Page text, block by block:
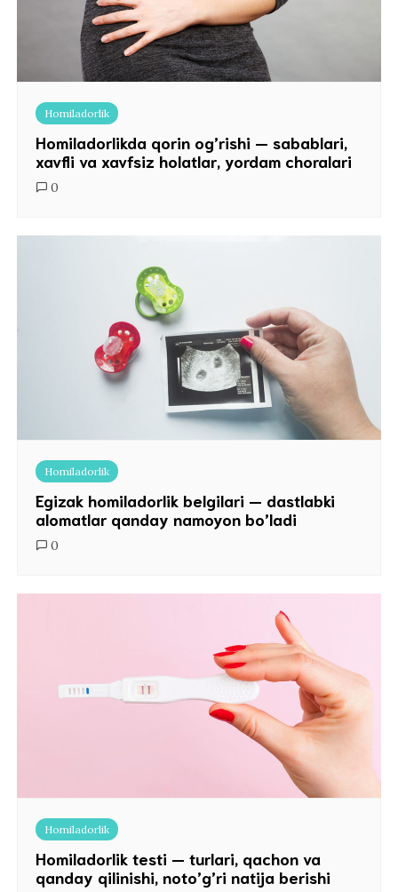
Homiladorlik
Homiladorlikda qorin og’rishi — sabablari,
xavfli va xavfsiz holatlar, yordam choralari
0
Homiladorlik
Egizak homiladorlik belgilari — dastlabki
alomatlar qanday namoyon bo’ladi
0
Homiladorlik
Homiladorlik testi — turlari, qachon va
qanday qilinishi, noto’g’ri natija berishi